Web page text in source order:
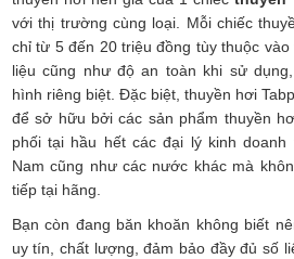
với thị trường cùng loại. Mỗi chiếc
chỉ từ 5 đến 20 triệu đồng tùy thuộc
liệu cũng như độ an toàn khi sử
hình riêng biệt. Đặc biệt, thuyền hơi
để sở hữu bởi các sản phẩm thuyền
phối tại hầu hết các đại lý kinh
Nam cũng như các nước khác mà
tiếp tại hãng.
Bạn còn đang băn khoăn không biết
uy tín, chất lượng, đảm bảo đầy đủ số